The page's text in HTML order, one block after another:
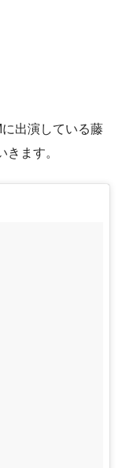
出演している藤
ます。